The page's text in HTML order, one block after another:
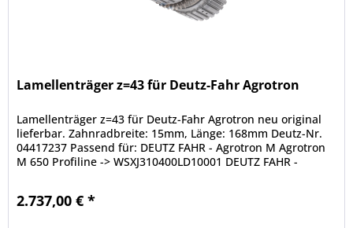
Lamellenträger z=43 für Deutz-Fahr Agrotron
Lamellenträger z=43 für Deutz-Fahr Agrotron neu original
lieferbar. Zahnradbreite: 15mm, Länge: 168mm Deutz-Nr.
04417237 Passend für: DEUTZ FAHR - Agrotron M Agrotron
M 650 Profiline -> WSXJ310400LD10001 DEUTZ FAHR -
2.737,00 € *